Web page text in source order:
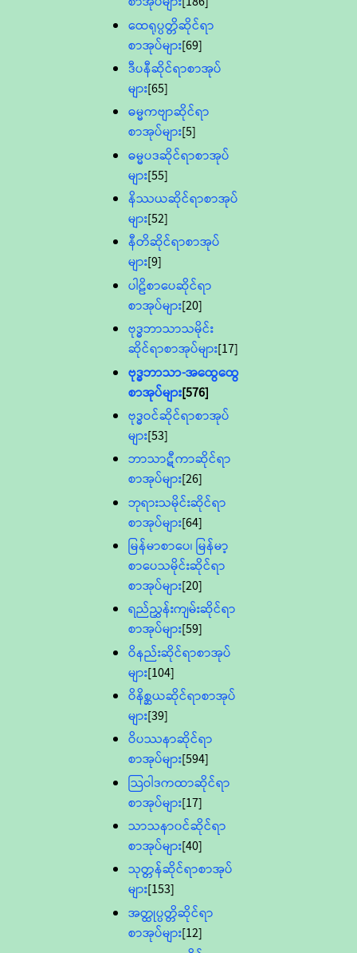
ထေရုပ္ပတ္တိဆိုင်ရာ
စာအုပ်များ[69]
ဒီပနီဆိုင်ရာစာအုပ်
များ[65]
ဓမ္မကဗျာဆိုင်ရာ
စာအုပ်များ[5]
ဓမ္မပဒဆိုင်ရာစာအုပ်
များ[55]
နိဿယဆိုင်ရာစာအုပ်
များ[52]
နီတိဆိုင်ရာစာအုပ်
များ[9]
ပါဠိစာပေဆိုင်ရာ
စာအုပ်များ[20]
ဗုဒ္ဓဘာသာသမိုင်း
ဆိုင်ရာစာအုပ်များ[17]
ဗုဒ္ဓဘာသာ-အထွေထွေ
စာအုပ်များ[576]
ဗုဒ္ဓဝင်ဆိုင်ရာစာအုပ်
များ[53]
ဘာသာဋီကာဆိုင်ရာ
စာအုပ်များ[26]
ဘုရားသမိုင်းဆိုင်ရာ
စာအုပ်များ[64]
မြန်မာစာပေ၊ မြန်မာ့
စာပေသမိုင်းဆိုင်ရာ
စာအုပ်များ[20]
ရည်ညွှန်းကျမ်းဆိုင်ရာ
စာအုပ်များ[59]
ဝိနည်းဆိုင်ရာစာအုပ်
များ[104]
ဝိနိစ္ဆယဆိုင်ရာစာအုပ်
များ[39]
ဝိပဿနာဆိုင်ရာ
စာအုပ်များ[594]
သြဝါဒကထာဆိုင်ရာ
စာအုပ်များ[17]
သာသနာ၀င်ဆိုင်ရာ
စာအုပ်များ[40]
သုတ္တန်ဆိုင်ရာစာအုပ်
များ[153]
အတ္ထုပ္ပတ္တိဆိုင်ရာ
စာအုပ်များ[12]